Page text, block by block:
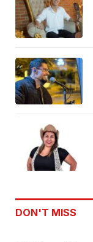
DON'T MISS